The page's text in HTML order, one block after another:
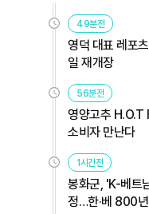
49분전
영덕 대표 레포
일 재개장
56분전
영양고추 H.O.T
소비자 만난다
1시간전
봉화군, 'K-베트
정…한·베 800